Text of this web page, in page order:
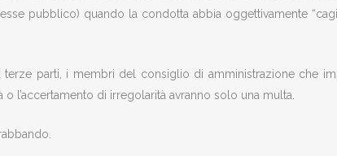
pubblico) quando la condotta abbia oggettivamente
parti, i membri del consiglio di amministrazione che
l’accertamento di irregolarità avranno solo una multa.